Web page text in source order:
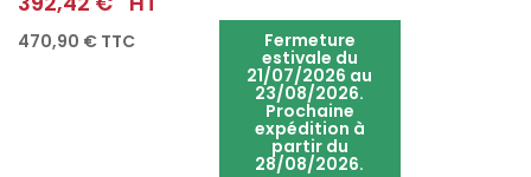
470,90 € TTC Fermeture
estivale du
21/07/2026 au
23/08/2026.
Prochaine
expédition à
partir du
28/08/2026.